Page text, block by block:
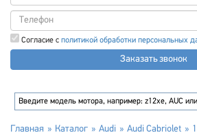
Согласие с политикой обработки персональных
Заказать звонок
Главная Каталог Audi Audi Cabriolet